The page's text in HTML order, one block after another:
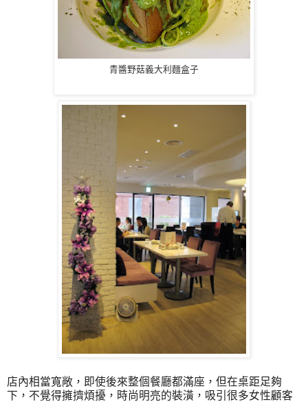
青醬野菇義大利麵盒子
店內相當寬敞，即使後來整個餐廳都滿座，但在桌距足夠
下，不覺得擁擠煩擾，時尚明亮的裝潢，吸引很多女性顧客